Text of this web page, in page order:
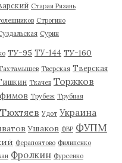
Старая Рязань
Строгино
Сурин
ТУ-95 ТУ-144 ТУ-160
Тверская Тверская
Ткачев Торжков
Трубеж Трубная
Тюхтяев Удот Украина
Ушаков ФВР ФУПМ
Ферапонтово Филипенко
Фролкин Фурсенко